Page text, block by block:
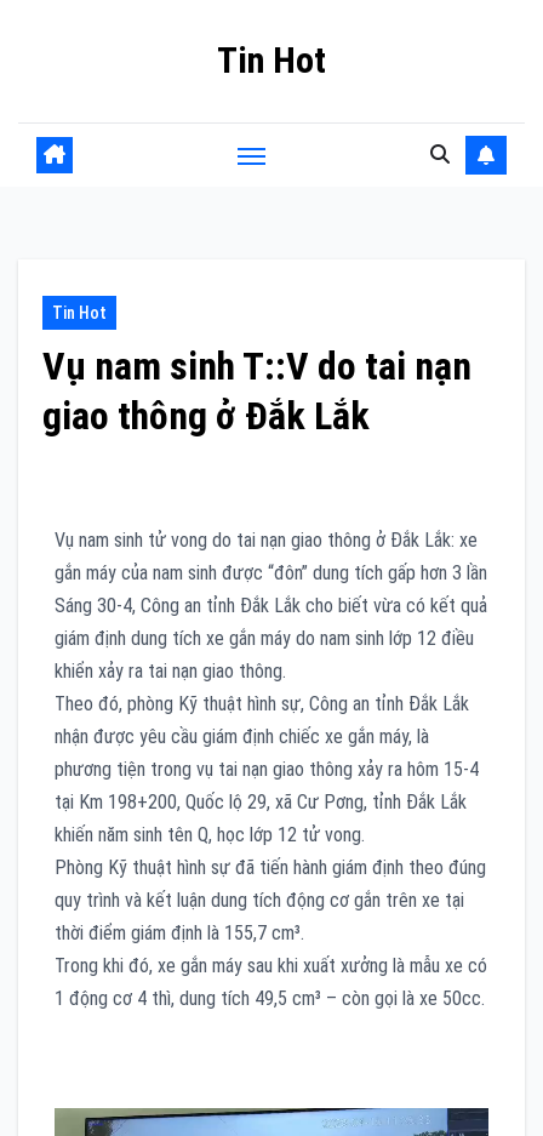
Tin Hot
Tin Hot
Vụ nam sinh T::V do tai nạn
giao thông ở Đắk Lắk
Vụ nam sinh tử vong do tai nạn giao thông ở Đắk Lắk: xe
gắn máy của nam sinh được “đôn” dung tích gấp hơn 3 lần
Sáng 30-4, Công an tỉnh Đắk Lắk cho biết vừa có kết quả
giám định dung tích xe gắn máy do nam sinh lớp 12 điều
khiển xảy ra tai nạn giao thông.
Theo đó, phòng Kỹ thuật hình sự, Công an tỉnh Đắk Lắk
nhận được yêu cầu giám định chiếc xe gắn máy, là
phương tiện trong vụ tai nạn giao thông xảy ra hôm 15-4
tại Km 198+200, Quốc lộ 29, xã Cư Pơng, tỉnh Đắk Lắk
khiến năm sinh tên Q, học lớp 12 tử vong.
Phòng Kỹ thuật hình sự đã tiến hành giám định theo đúng
quy trình và kết luận dung tích động cơ gắn trên xe tại
thời điểm giám định là 155,7 cm³.
Trong khi đó, xe gắn máy sau khi xuất xưởng là mẫu xe có
1 động cơ 4 thì, dung tích 49,5 cm³ – còn gọi là xe 50cc.